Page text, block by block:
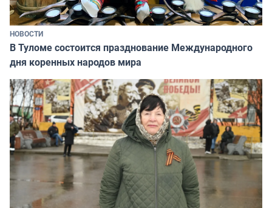
НОВОСТИ
В Туломе состоится празднование Международного
дня коренных народов мира